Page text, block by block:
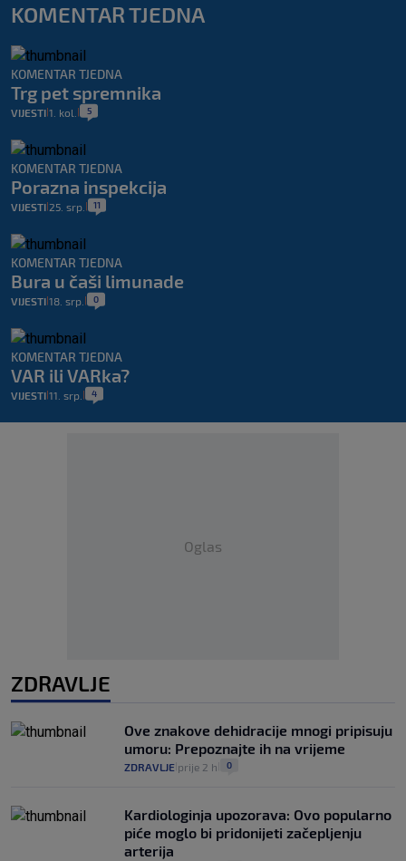
KOMENTAR TJEDNA
KOMENTAR TJEDNA
Trg pet spremnika
VIJESTI 1. kol. 5
KOMENTAR TJEDNA
Porazna inspekcija
VIJESTI 25. srp. 11
KOMENTAR TJEDNA
Bura u čaši limunade
VIJESTI 18. srp. 0
KOMENTAR TJEDNA
VAR ili VARka?
VIJESTI 11. srp. 4
Oglas
ZDRAVLJE
Ove znakove dehidracije mnogi pripisuju
umoru: Prepoznajte ih na vrijeme
ZDRAVLJE prije 2 h 0
Kardiologinja upozorava: Ovo popularno
piće moglo bi pridonijeti začepljenju
arterija